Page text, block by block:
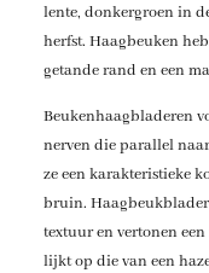
lente, donkergroen in
herfst. Haagbeuken
getande rand en een
Beukenhaagbladeren
nerven die parallel
ze een karakteristieke
bruin.
textuur en vertonen
lijkt op die van een